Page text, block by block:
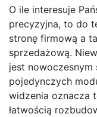
O ile interesuje
precyzyjna, to do
stronę firmową a
sprzedażową.
jest nowoczesnym
pojedynczych
widzenia oznacza
łatwością